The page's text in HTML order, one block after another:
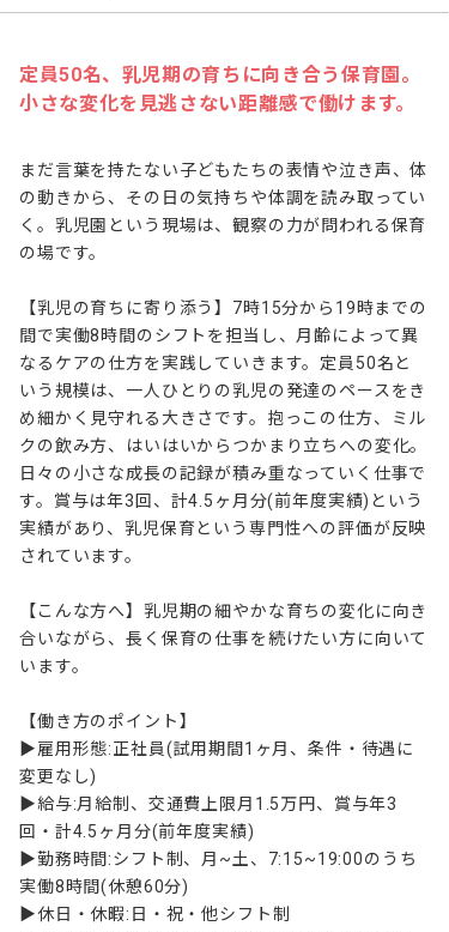
定員50名、乳児期の育ちに向き合う保育園。
小さな変化を見逃さない距離感で働けます。
まだ言葉を持たない子どもたちの表情や泣き声、体
の動きから、その日の気持ちや体調を読み取ってい
く。乳児園という現場は、観察の力が問われる保育
の場です。
【乳児の育ちに寄り添う】7時15分から19時までの
間で実働8時間のシフトを担当し、月齢によって異
なるケアの仕方を実践していきます。定員50名と
いう規模は、一人ひとりの乳児の発達のペースをき
め細かく見守れる大きさです。抱っこの仕方、ミル
クの飲み方、はいはいからつかまり立ちへの変化。
日々の小さな成長の記録が積み重なっていく仕事で
す。賞与は年3回、計4.5ヶ月分(前年度実績)という
実績があり、乳児保育という専門性への評価が反映
されています。
【こんな方へ】乳児期の細やかな育ちの変化に向き
合いながら、長く保育の仕事を続けたい方に向いて
います。
【働き方のポイント】
▶雇用形態:正社員(試用期間1ヶ月、条件・待遇に
変更なし)
▶給与:月給制、交通費上限月1.5万円、賞与年3
回・計4.5ヶ月分(前年度実績)
▶勤務時間:シフト制、月~土、7:15~19:00のうち
実働8時間(休憩60分)
▶休日・休暇:日・祝・他シフト制